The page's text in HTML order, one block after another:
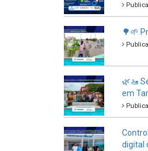
🌳🌱
🌿🚤
em
digital